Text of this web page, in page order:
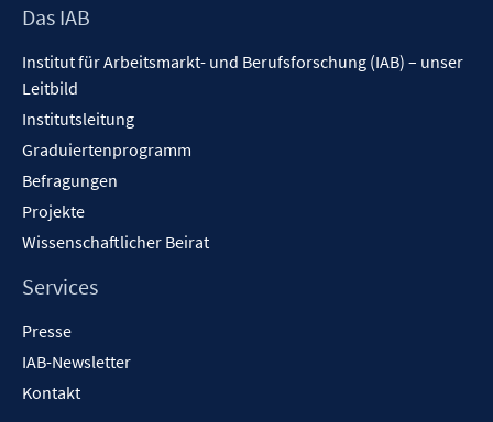
Footer
Das IAB
Institut für Arbeitsmarkt- und Berufsforschung (IAB) – unser
Leitbild
Institutsleitung
Graduiertenprogramm
Befragungen
Projekte
Wissenschaftlicher Beirat
Services
Presse
IAB-Newsletter
Kontakt